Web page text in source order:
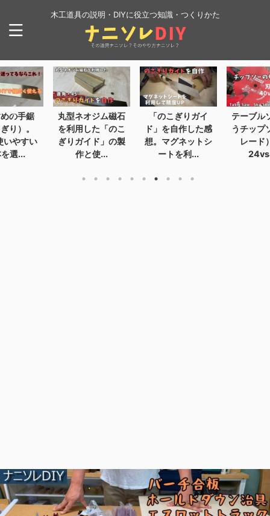
木工道具の説明・DIYに役立つ知識・つくりかた
の手鋸
り）。
いやすい
選...
丸型ネオジム磁石
を利用した「のこ
ぎりガイド」の製
作と使...
「のこぎりガイ
ド」を自作した感
想。マグネットシ
ートを利...
テーブル
うチップ
レード